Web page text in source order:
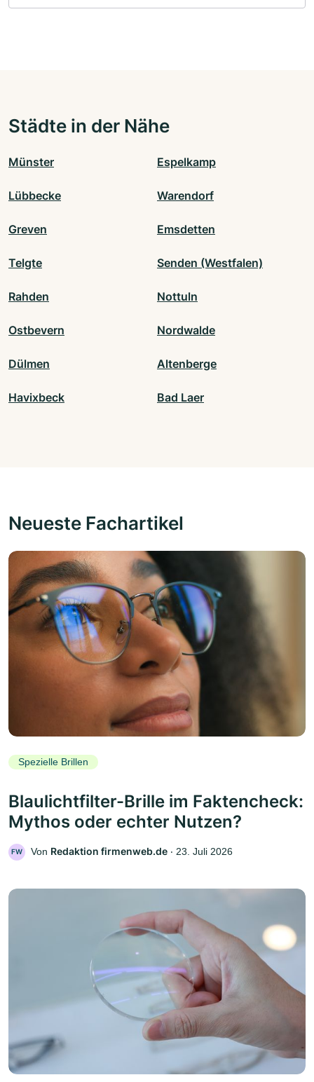
Städte in der Nähe
Münster Espelkamp
Lübbecke Warendorf
Greven Emsdetten
Telgte Senden (Westfalen)
Rahden Nottuln
Ostbevern Nordwalde
Dülmen Altenberge
Havixbeck Bad Laer
Neueste Fachartikel
Spezielle Brillen
Blaulichtfilter-Brille im Faktencheck:
Mythos oder echter Nutzen?
FW Von Redaktion firmenweb.de ‧ 23. Juli 2026